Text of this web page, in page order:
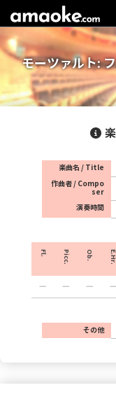
モーツァルト:
楽曲名 / Title
作曲者 / Compo
ser
演奏時間
Fl. Picc. Ob. E.Hr.
その他